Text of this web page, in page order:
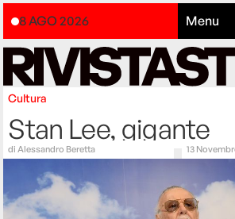
8 AGO 2026 Menu
Cultura
Stan Lee, gigante
diAlessandro Beretta 13